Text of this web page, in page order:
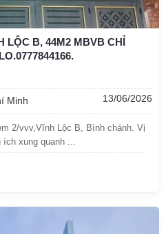
LỘC B, 44M2 MBVB CHỈ
Minh 13/06/2026
2/vvv,Vĩnh Lộc B, Bình chánh. Vị
xung quanh ...